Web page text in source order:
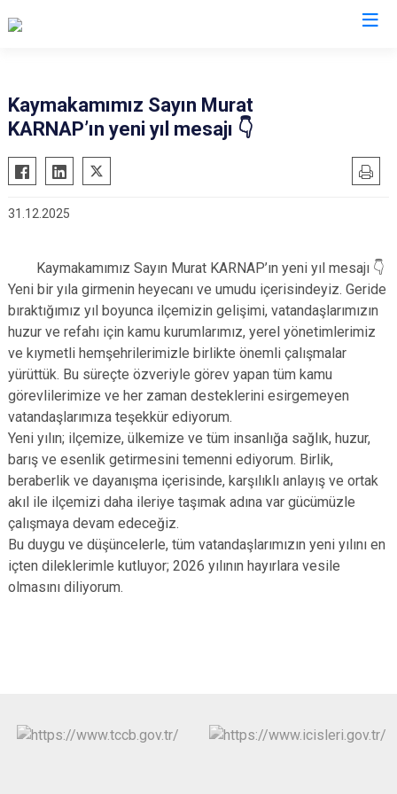
Ardeşen
Çamlıhemşin
Derepazarı
Güneysu
Hemşin
Kaymakamımız Sayın Murat
KARNAP’ın yeni yıl mesajı 👇
31.12.2025
Kaymakamımız Sayın Murat KARNAP’ın yeni yıl mesajı 👇
Yeni bir yıla girmenin heyecanı ve umudu içerisindeyiz. Geride
bıraktığımız yıl boyunca ilçemizin gelişimi, vatandaşlarımızın
huzur ve refahı için kamu kurumlarımız, yerel yönetimlerimiz
ve kıymetli hemşehrilerimizle birlikte önemli çalışmalar
yürüttük. Bu süreçte özveriyle görev yapan tüm kamu
görevlilerimize ve her zaman desteklerini esirgemeyen
vatandaşlarımıza teşekkür ediyorum.
Yeni yılın; ilçemize, ülkemize ve tüm insanlığa sağlık, huzur,
barış ve esenlik getirmesini temenni ediyorum. Birlik,
beraberlik ve dayanışma içerisinde, karşılıklı anlayış ve ortak
akıl ile ilçemizi daha ileriye taşımak adına var gücümüzle
çalışmaya devam edeceğiz.
Bu duygu ve düşüncelerle, tüm vatandaşlarımızın yeni yılını en
içten dileklerimle kutluyor; 2026 yılının hayırlara vesile
olmasını diliyorum.